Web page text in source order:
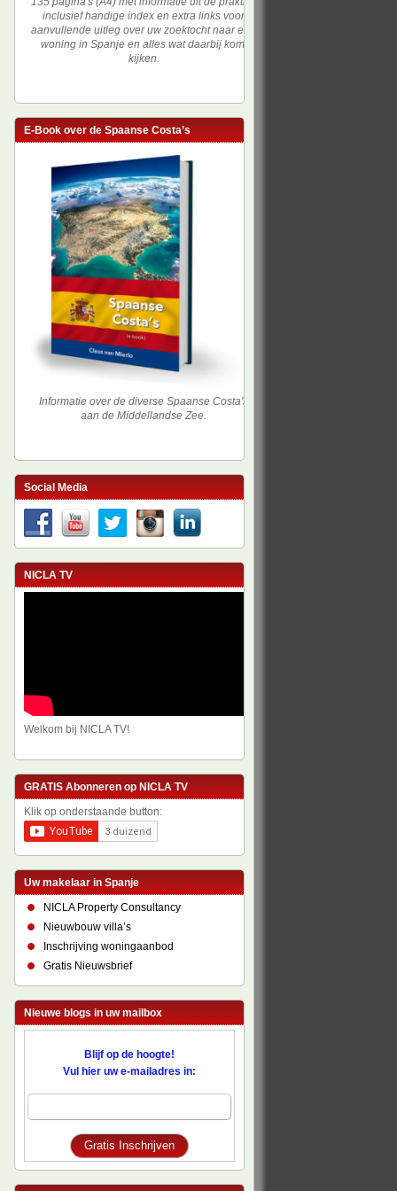
inclusief handige index en extra links voor
aanvullende uitleg over uw zoektocht naar een
woning in Spanje en alles wat daarbij komt
kijken.
E-Book over de Spaanse Costa’s
Informatie over de diverse Spaanse Costa's
aan de Middellandse Zee.
Social Media
NICLA TV
Welkom bij NICLA TV!
GRATIS Abonneren op NICLA TV
Klik op onderstaande button:
Uw makelaar in Spanje
NICLA Property Consultancy
Nieuwbouw villa’s
Inschrijving woningaanbod
Gratis Nieuwsbrief
Nieuwe blogs in uw mailbox
Blijf op de hoogte!
Vul hier uw e-mailadres in: